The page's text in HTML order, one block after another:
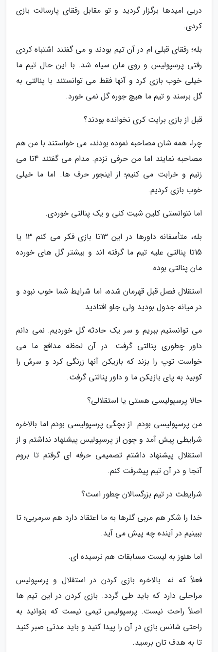
دربی امیدها برگزار گردید و تو مقابل رفقای پارسالت بازی
کردی.
بله؛ رفقای قبلی ام در آن تیم بودند و می گفتند اشتباه کردی
رفتی پرسپولیس و روی مان سیاه شد. با این حال تیم ما
خیلی خوب بازی کرد و آنها فقط می توانستند با پنالتی به
گل برسند و تیم ما هیچ جوره گل نمی خورد.
قبل از بازی برایت کری نخوانده بودند؟
چرا، همه شان مصاحبه نموده بودند، می خواستند با من هم
مصاحبه نمایند اما من حرفی نزدم. مدام می گفتند 4تا می
زنیم و خرابت می کنیم؛ از اینجور حرف ها. اما ما خیلی
خوب بازی کردیم.
اما نتوانستی کلین شیت کنی و یک پنالتی خوردی.
بله، متأسفانه داورها در این 13تا بازی فکر می کنم 13 یا
15تا پنالتی علیه تیم ما گرفته اند و بیشتر گل های خورده
مان پنالتی بوده.
استقلال فصل قبل قهرمان شده، اما شرایط شما خوب نبود و
در میانه جدول بودید ولی جلو افتادید.
می توانستیم ببریم و سر یک حادثه گل خوردیم. نمی دانم
داور چطوری پنالتی گرفت. در آن لحظه مدافع ما می
خواست توپ را بزند که بازیکن آنها زرنگی کرد و سرش را
کوبید به پای بازیکن ما و داور پنالتی گرفت.
حالا پرسپولیسی هستی یا استقلالی؟
من پرسپولیسی بودم. از بچگی پرسپولیسی بودم اما بالاخره
شرایطی پیش آمد و چون از پرسپولیس پیشنهاد نداشتم و از
استقلال پیشنهاد داشتم تصمیمی حرفه ای گرفتم تا بروم
آنجا و در آن تیم پیشرفت کنم.
شرایطت در تیم بزرگسالان چطور است؟
خدا را شکر هم مربی گلرها به ما اعتقاد دارد هم سرمربی؛ تا
ببینیم در آینده چه پیش می آید.
اما هنوز به لیست مسابقات هم نرسیده ای.
فعلاً که نه. بالاخره بازی کردن در استقلال و پرسپولیس
مراحلی دارد که باید طی گردد. بازی کردن در این تیم ها
اصلاً راحت نیست. پرسپولیس تیمی نیست که بتوانید به
راحتی شانس بازی در آن را پیدا کنید و باید مدتی صبر کنید
تا به هدف تان برسید.